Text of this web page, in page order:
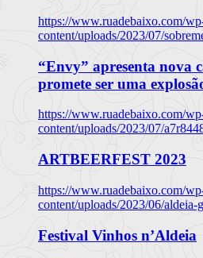
https://www.ruadebaixo.com/
content/uploads/2023/07/
“Envy” apresenta nova
promete ser uma
https://www.ruadebaixo.com/
content/uploads/2023/07/
ARTBEERFEST 2023
https://www.ruadebaixo.com/
content/uploads/2023/06/aldeia-
Festival Vinhos n’Aldeia